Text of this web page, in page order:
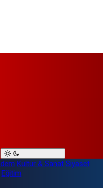
Kültür & Sanat Siyaset
Eğitim